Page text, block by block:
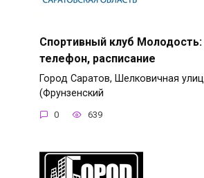
Спортивный клуб
телефон, расписание
Город Саратов, Шелковичная
(Фрунзенский
0 639